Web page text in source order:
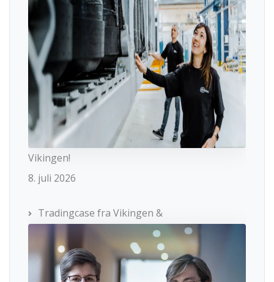
Vikingen!
8. juli 2026
Tradingcase fra Vikingen &